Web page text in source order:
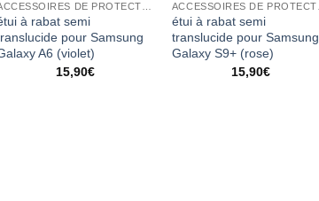
à rabat semi
pour Samsung
A6 (violet)
15,90€
étui à rabat semi
translucide pour Samsung
Galaxy S9+ (rose)
15,90€